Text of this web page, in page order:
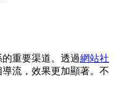
重要渠道。透過網站社
導流，效果更加顯著。不